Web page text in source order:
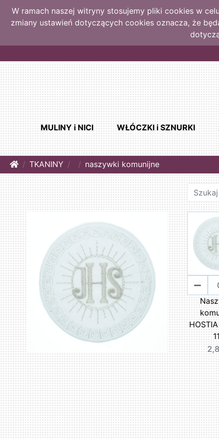
W ramach naszej witryny stosujemy pliki cookies w
zmiany ustawień dotyczących cookies oznacza, że
MULINY i NICI WŁÓCZKI i SZNURKI
HomeTKANINY naszywki komunijne